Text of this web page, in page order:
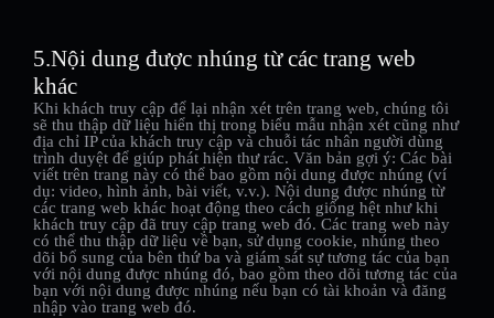
5.Nội dung được nhúng từ các trang web
khác
Khi khách truy cập để lại nhận xét trên trang web, chúng tôi
sẽ thu thập dữ liệu hiển thị trong biểu mẫu nhận xét cũng như
địa chỉ IP của khách truy cập và chuỗi tác nhân người dùng
trình duyệt để giúp phát hiện thư rác. Văn bản gợi ý: Các bài
viết trên trang này có thể bao gồm nội dung được nhúng (ví
dụ: video, hình ảnh, bài viết, v.v.). Nội dung được nhúng từ
các trang web khác hoạt động theo cách giống hệt như khi
khách truy cập đã truy cập trang web đó. Các trang web này
có thể thu thập dữ liệu về bạn, sử dụng cookie, nhúng theo
dõi bổ sung của bên thứ ba và giám sát sự tương tác của bạn
với nội dung được nhúng đó, bao gồm theo dõi tương tác của
bạn với nội dung được nhúng nếu bạn có tài khoản và đăng
nhập vào trang web đó.